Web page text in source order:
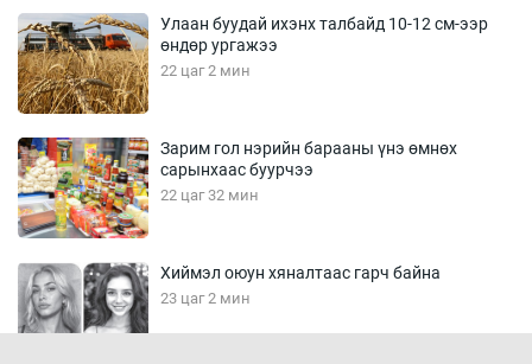
Улаан буудай ихэнх талбайд 10-12 см-ээр
өндөр ургажээ
22 цаг 2 мин
Зарим гол нэрийн барааны үнэ өмнөх
сарынхаас буурчээ
22 цаг 32 мин
Хиймэл оюун хяналтаас гарч байна
23 цаг 2 мин